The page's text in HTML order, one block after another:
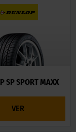
SP SPORT MAXX
VER